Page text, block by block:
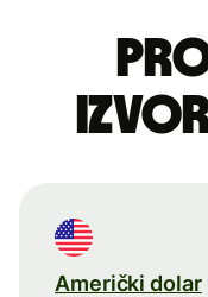
Američki dolar